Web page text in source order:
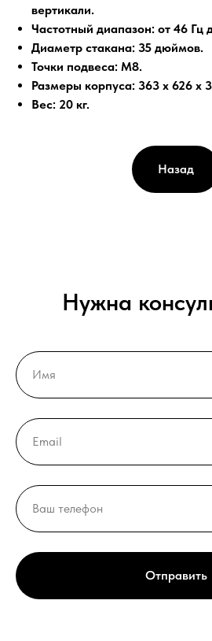
вертикали.
Частотный диапазон: от 46 Гц
Диаметр стакана: 35 дюймов.
Точки подвеса: M8.
Размеры корпуса: 363 x 626 x
Вес: 20 кг.
Назад
Нужна
Отправить